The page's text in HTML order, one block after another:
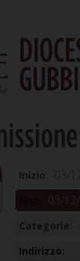
Inizio: 03/
03/
Categorie:
Indirizzo: